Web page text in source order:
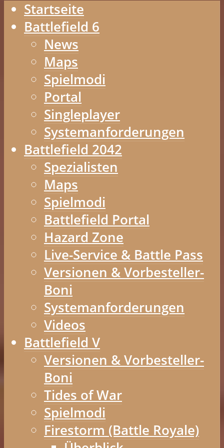
Startseite
Battlefield 6
News
Maps
Spielmodi
Portal
Singleplayer
Systemanforderungen
Battlefield 2042
Spezialisten
Maps
Spielmodi
Battlefield Portal
Hazard Zone
Live-Service & Battle Pass
Versionen & Vorbesteller-
Boni
Systemanforderungen
Videos
Battlefield V
Versionen & Vorbesteller-
Boni
Tides of War
Spielmodi
Firestorm (Battle Royale)